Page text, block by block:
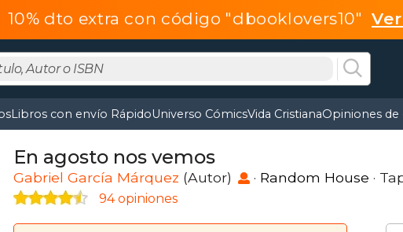
10% dto extra con código "dbooklovers10"
Libros con envío RápidoUniverso CómicsVida CristianaOpiniones de
En agosto nos vemos
Gabriel García Márquez (Autor) · Random House ·
94 opiniones